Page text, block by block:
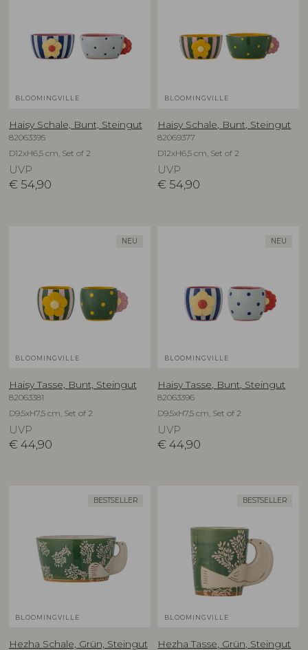
BLOOMINGVILLE
Haisy Schale, Bunt, Steingut
82063395
D12xH6,5 cm, Set of 2
UVP
€ 54,90
BLOOMINGVILLE
Haisy Schale, Bunt, Steingut
82069377
D12xH6,5 cm, Set of 2
UVP
€ 54,90
NEU
BLOOMINGVILLE
Haisy Tasse, Bunt, Steingut
82063381
D9,5xH7,5 cm, Set of 2
UVP
€ 44,90
NEU
BLOOMINGVILLE
Haisy Tasse, Bunt, Steingut
82063396
D9,5xH7,5 cm, Set of 2
UVP
€ 44,90
BESTSELLER
BLOOMINGVILLE
Hezha Schale, Grün, Steingut
BESTSELLER
BLOOMINGVILLE
Hezha Tasse, Grün, Steingut